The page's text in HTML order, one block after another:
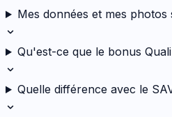
Mes données et mes
Qu'est-ce que le bonus
Quelle différence avec le